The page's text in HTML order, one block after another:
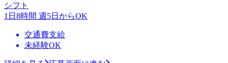
シフト
1日8時間 週5日からOK
交通費支給
未経験OK